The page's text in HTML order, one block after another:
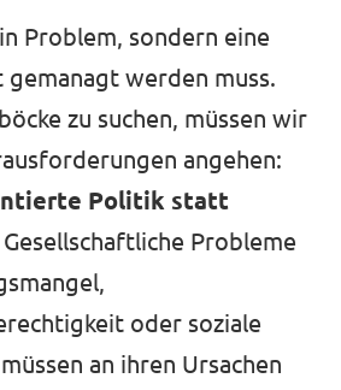
Problem, sondern eine
werden muss.
zu suchen, müssen wir
angehen:
Politik statt
Gesellschaftliche Probleme
oder soziale
an ihren Ursachen